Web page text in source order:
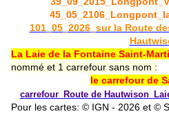
101_05_2026_sur la Route
La Laie de la Fontaine Saint-
nommé et 1 carrefour sans nom :
le carrefour de
carrefour_Route de
Pour les cartes: © IGN - 2026 et ©